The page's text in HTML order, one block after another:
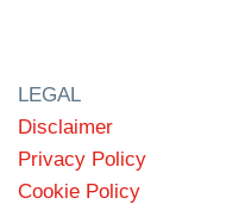
LEGAL
Disclaimer
Privacy Policy
Cookie Policy